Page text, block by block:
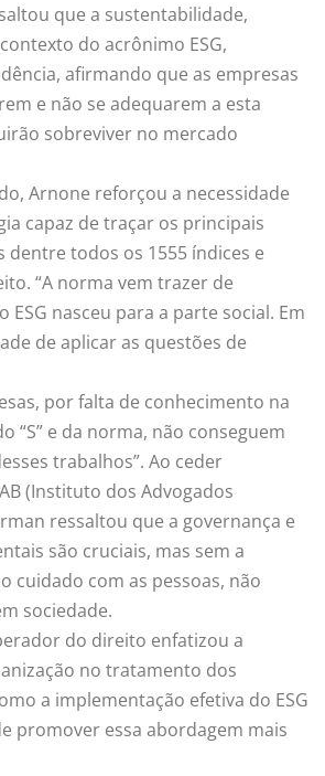
que a sustentabilidade,
do acrônimo ESG,
afirmando que as empresas
e não se adequarem a esta
sobreviver no mercado
Arnone reforçou a necessidade
capaz de traçar os principais
dentre todos os 1555 índices e
“A norma vem trazer de
ESG nasceu para a parte social. Em
de aplicar as questões de
por falta de conhecimento na
“S” e da norma, não conseguem
trabalhos”. Ao ceder
(Instituto dos Advogados
ressaltou que a governança e
são cruciais, mas sem a
cuidado com as pessoas, não
sociedade.
do direito enfatizou a
no tratamento dos
a implementação efetiva do ESG
promover essa abordagem mais